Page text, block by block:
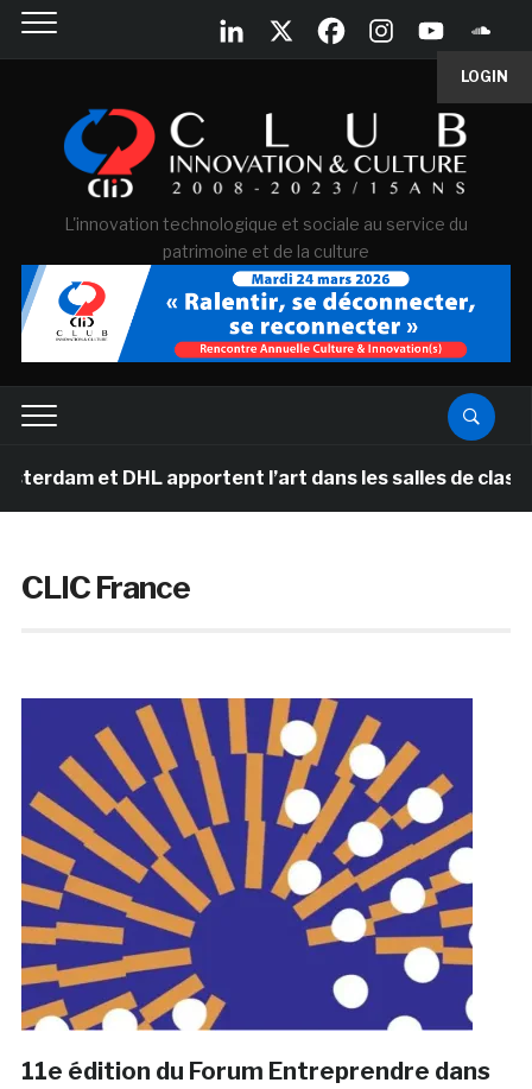
LOGIN
L'innovation technologique et sociale au service du
patrimoine et de la culture
DHL apportent l’art dans les salles de classe des
CLIC France
11e édition du Forum Entreprendre dans